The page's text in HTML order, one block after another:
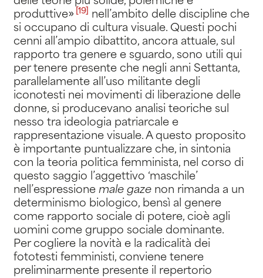
produttive» [19]
nell’ambito delle discipline che
si occupano di cultura visuale. Questi pochi
cenni all’ampio dibattito, ancora attuale, sul
rapporto tra genere e sguardo, sono utili qui
per tenere presente che negli anni Settanta,
parallelamente all’uso militante degli
iconotesti nei movimenti di liberazione delle
donne, si producevano analisi teoriche sul
nesso tra ideologia patriarcale e
rappresentazione visuale. A questo proposito
è importante puntualizzare che, in sintonia
con la teoria politica femminista, nel corso di
questo saggio l’aggettivo ‘maschile’
nell’espressione male gazenon rimanda a un
determinismo biologico, bensì al genere
come rapporto sociale di potere, cioè agli
uomini come gruppo sociale dominante.
Per cogliere la novità e la radicalità dei
fototesti femministi, conviene tenere
preliminarmente presente il repertorio